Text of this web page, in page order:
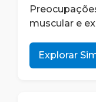
muscular e
Explorar